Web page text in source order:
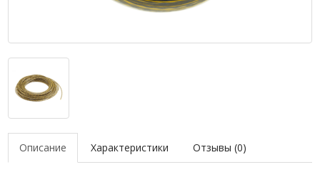
Описание Характеристики Отзывы (0)